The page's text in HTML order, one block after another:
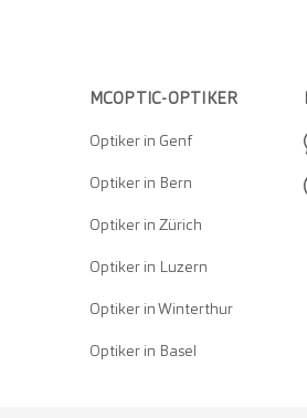
MCOPTIC-OPTIKER
Optiker in Genf
Optiker in Bern
Optiker in Zürich
Optiker in Luzern
Optiker in Winterthur
Optiker in Basel